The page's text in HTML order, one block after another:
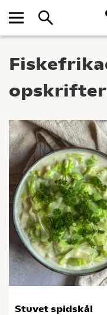
opskrifter
Stuvet spidskål